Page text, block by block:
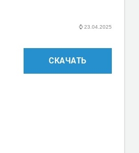
⌚23.04.2025
СКАЧАТЬ